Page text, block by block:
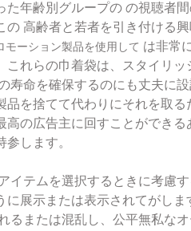
た年齢別グループの の視聴者
の 高齢者と若者を引き付ける
モーション製品を使用して は非常
これらの巾着袋は、スタイリッ
寿命を確保するのにも丈夫に
品を捨てて代わりにそれを取
高の広告主に回すことができる
します。
イテムを選択するときに考慮
に展示または表示されてがし
るまたは混乱し、公平無私な